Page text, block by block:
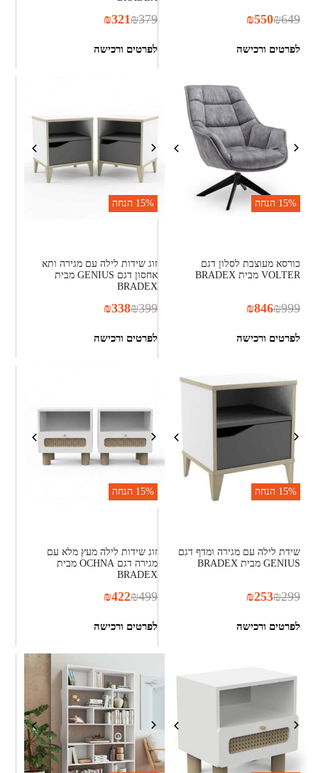
₪649
₪550
לפרטים ורכישה
₪379
₪321
לפרטים ורכישה
15% הנחה
כורסא מעוצבת לסלון דגם
VOLTER מבית BRADEX
₪999
₪846
לפרטים ורכישה
15% הנחה
זוג שידות לילה עם מגירה ותא
אחסון דגם GENIUS מבית
BRADEX
₪399
₪338
לפרטים ורכישה
15% הנחה
שידת לילה עם מגירה ומדף דגם
GENIUS מבית BRADEX
₪299
₪253
לפרטים ורכישה
15% הנחה
זוג שידות לילה מעץ מלא עם
מגירה דגם OCHNA מבית
BRADEX
₪499
₪422
לפרטים ורכישה